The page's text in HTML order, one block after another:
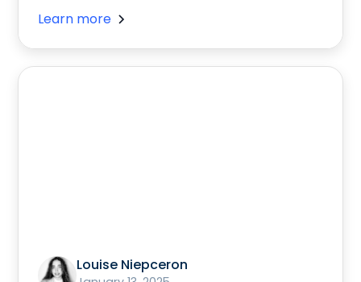
Learn more
Louise Niepceron